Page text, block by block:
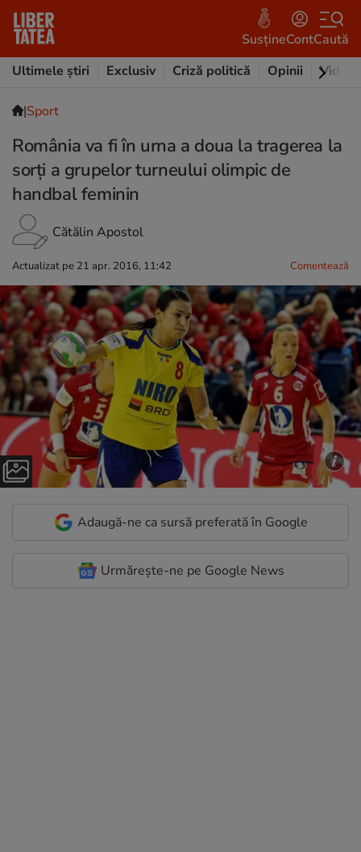
SusțineContCaută
Ultimele știri
Exclusiv Criză politică Opinii Video
|Sport
România va fi în urna a doua la tragerea la
sorți a grupelor turneului olimpic de
handbal feminin
Cătălin Apostol
Actualizat pe 21 apr. 2016, 11:42 Comentează
Adaugă-ne ca sursă preferată în Google
Urmărește-ne pe Google News